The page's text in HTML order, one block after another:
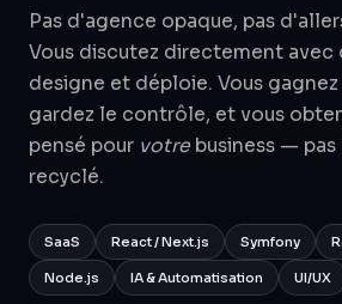
Pas d'agence opaque, pas
Vous discutez directement avec
designe et déploie. Vous
gardez le contrôle, et vous
pensé pour votrebusiness — pas
recyclé.
SaaS React / Next.js Symfony
Node.js IA & Automatisation UI/UX